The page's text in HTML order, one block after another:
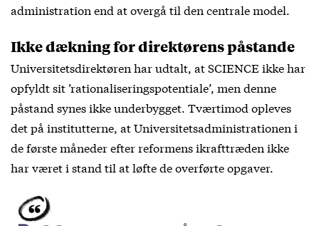
administration end at overgå til den centrale model.
Ikke dækning for direktørens påstande
Universitetsdirektøren har udtalt, at SCIENCE ikke har
opfyldt sit ’rationaliseringspotentiale’, men denne
påstand synes ikke underbygget. Tværtimod opleves
det på institutterne, at Universitetsadministrationen i
de første måneder efter reformens ikrafttræden ikke
har været i stand til at løfte de overførte opgaver.